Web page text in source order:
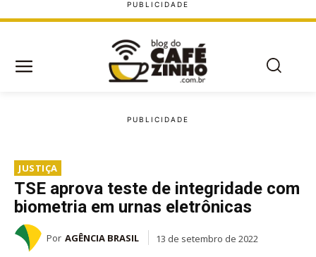
JUSTIÇA
TSE aprova teste de integridade com
biometria em urnas eletrônicas
Por AGÊNCIA BRASIL 13 de setembro de 2022